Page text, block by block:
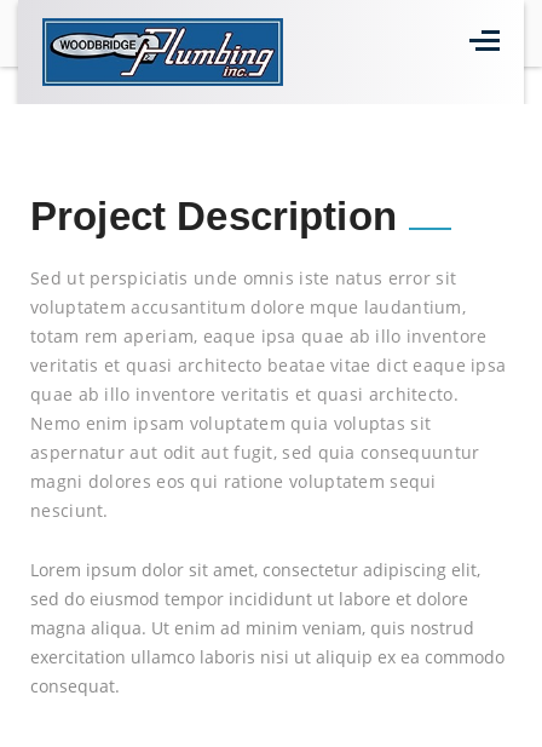
Home>Projects> Stores
Project Description
Sed ut perspiciatis unde omnis iste natus error sit
voluptatem accusantitum dolore mque laudantium,
totam rem aperiam, eaque ipsa quae ab illo inventore
veritatis et quasi architecto beatae vitae dict eaque ipsa
quae ab illo inventore veritatis et quasi architecto.
Nemo enim ipsam voluptatem quia voluptas sit
aspernatur aut odit aut fugit, sed quia consequuntur
magni dolores eos qui ratione voluptatem sequi
nesciunt.
Lorem ipsum dolor sit amet, consectetur adipiscing elit,
sed do eiusmod tempor incididunt ut labore et dolore
magna aliqua. Ut enim ad minim veniam, quis nostrud
exercitation ullamco laboris nisi ut aliquip ex ea commodo
consequat.